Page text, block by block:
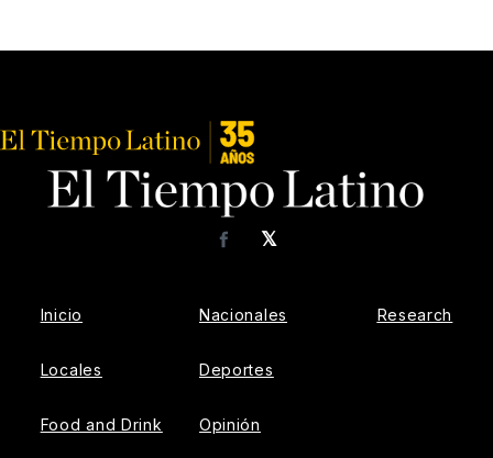
𝕏
Facebook
Inicio
Locales
Food and Drink
Nacionales
Deportes
Opinión
Research